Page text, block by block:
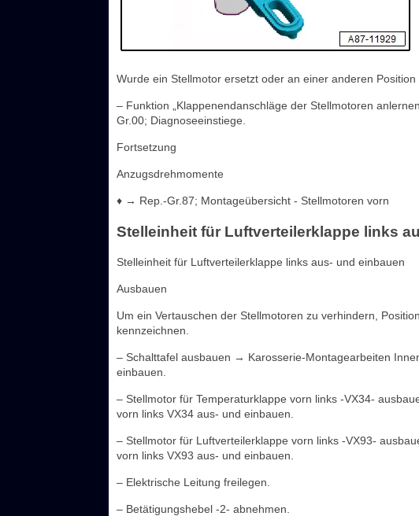
Wurde ein Stellmotor ersetzt oder an einer anderen Position
– Funktion „Klappenendanschläge der Stellmotoren
Gr.00; Diagnoseeinstiege.
Fortsetzung
Anzugsdrehmomente
♦ → Rep.-Gr.87; Montageübersicht - Stellmotoren vorn
Stelleinheit für Luftverteilerklappe links
Stelleinheit für Luftverteilerklappe links aus- und einbauen
Ausbauen
Um ein Vertauschen der Stellmotoren zu verhindern,
kennzeichnen.
– Schalttafel ausbauen → Karosserie-Montagearbeiten
einbauen.
– Stellmotor für Temperaturklappe vorn links -VX34-
vorn links VX34 aus- und einbauen.
– Stellmotor für Luftverteilerklappe vorn links -VX93-
vorn links VX93 aus- und einbauen.
– Elektrische Leitung freilegen.
– Betätigungshebel -2- abnehmen.